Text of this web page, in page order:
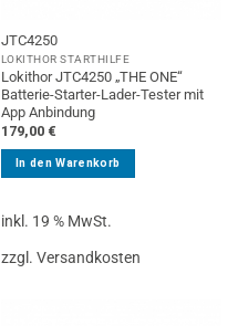
JTC4250
LOKITHOR STARTHILFE
Lokithor JTC4250 „THE ONE“
Batterie-Starter-Lader-Tester mit
App Anbindung
179,00 €
In den Warenkorb
inkl. 19 % MwSt.
zzgl. Versandkosten